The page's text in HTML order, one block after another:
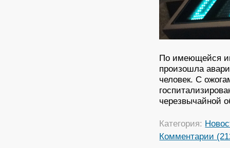
По имеющейся
произошла
человек. С
черезвычайной
Категория:
Комментарии